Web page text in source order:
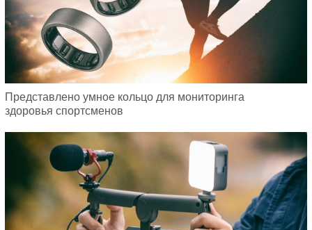
Представлено умное кольцо для мониторинга
здоровья спортсменов